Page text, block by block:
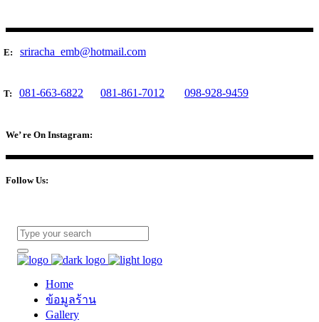
E: sriracha_emb@hotmail.com
T: 081-663-6822 081-861-7012 098-928-9459
We’ re On Instagram:
Follow Us:
Home
ข้อมูลร้าน
Gallery